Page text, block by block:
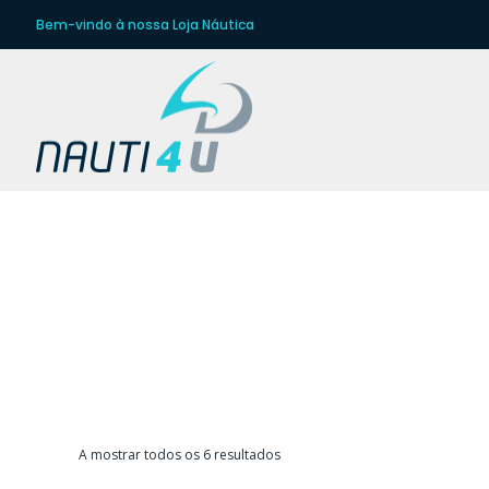
Bem-vindo à nossa Loja Náutica
A mostrar todos os 6 resultadosOrdenado